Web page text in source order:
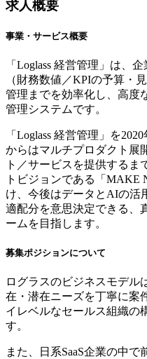
求人概要
事業・サービス概要
「Loglass 経営管理」は、
（財務数値／KPIの予算・
管理までを効率化し、高度
管理システムです。
「Loglass 経営管理」を
からはマルチプロダクト展
ト／サービスを提供するま
トビジョンである「MAKE
け、今後はデータとAIの活
適配分を意思決定できる、
ームを目指します。
募集ポジションについて
ログラスのビジネスモデル
在・潜在ニーズを丁寧に案
イレベルなセールス組織の
す。
また、日系SaaS企業の中